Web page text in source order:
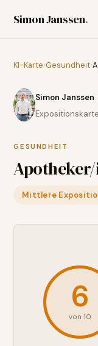
Simon Janssen.
KI-Karte›Gesundheit›
Simon Janssen
GESUNDHEIT
Mittlere
6
von 10